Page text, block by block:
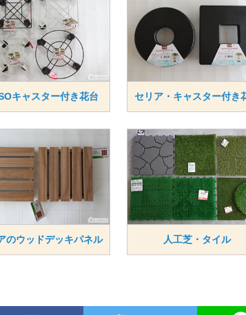
キャスター付き花台 セリア・キャスター付き
のウッドデッキパネル 人工芝・タイル